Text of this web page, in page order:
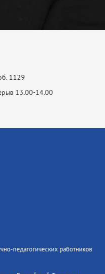
1129
13.00-14.00
педагогических работников